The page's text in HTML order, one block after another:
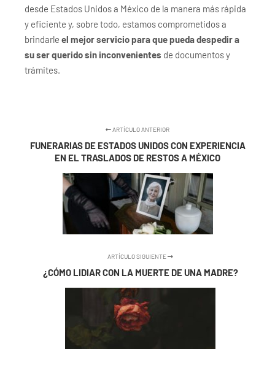
desde Estados Unidos a México de la manera más rápida
y eficiente y, sobre todo, estamos comprometidos a
brindarle el mejor servicio para que pueda despedir a
su ser querido sin inconvenientes de documentos y
trámites.
ARTÍCULO ANTERIOR
FUNERARIAS DE ESTADOS UNIDOS CON EXPERIENCIA
EN EL TRASLADOS DE RESTOS A MÉXICO
ARTÍCULO SIGUIENTE
¿CÓMO LIDIAR CON LA MUERTE DE UNA MADRE?